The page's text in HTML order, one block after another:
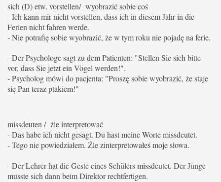
sich (D) etw. vorstellen/ wyobrazić sobie coś
- Ich kann mir nicht vorstellen, dass ich in diesem Jahr in die
Ferien nicht fahren werde.
- Nie potrafię sobie wyobrazić, że w tym roku nie pojadę na ferie.
- Der Psychologe sagt zu dem Patienten: "Stellen Sie sich bitte
vor, dass Sie jetzt ein Vögel werden!".
- Psycholog mówi do pacjenta: "Proszę sobie wyobrazić, że staje
się Pan teraz ptakiem!"
missdeuten / źle interpretować
- Das habe ich nicht gesagt. Du hast meine Worte missdeutet.
- Tego nie powiedziałem. Źle zinterpretowałeś moje słowa.
- Der Lehrer hat die Geste eines Schülers missdeutet. Der Junge
musste sich dann beim Direktor rechtfertigen.